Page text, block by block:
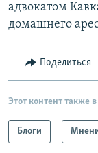
адвокатом
домашнего
Поделиться
Этот контент также
Блоги